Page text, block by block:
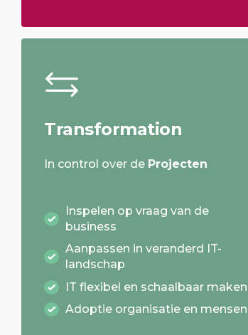
Transformation
In control over de Projecten
Inspelen op vraag van de
business
Aanpassen in veranderd IT-
landschap
IT flexibel en schaalbaar maken
Adoptie organisatie en mensen